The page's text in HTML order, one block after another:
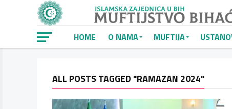
HOME O NAMA MUFTIJA
ALL POSTS TAGGED "RAMAZAN 2024"